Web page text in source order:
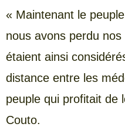
« Maintenant le
nous avons perdu
étaient ainsi
distance entre les
peuple qui profitait de
Couto.